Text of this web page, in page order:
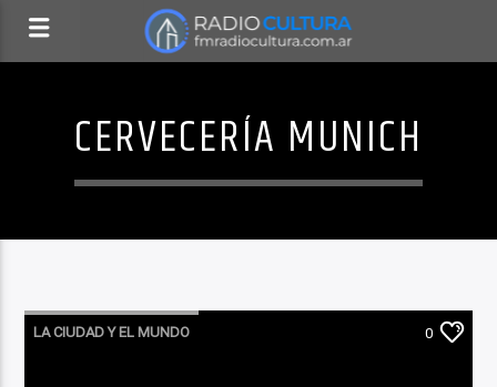
CERVECERÍA MUNICH
LA CIUDAD Y EL MUNDO 0